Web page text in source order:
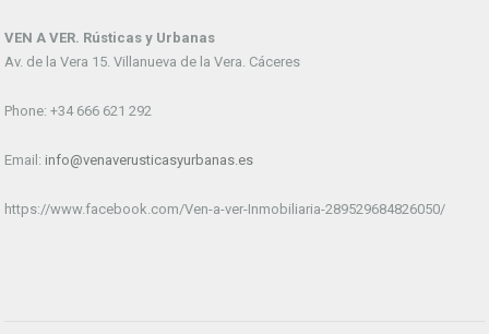
VEN A VER. Rústicas y Urbanas
Av. de la Vera 15. Villanueva de la Vera. Cáceres
Phone: +34 666 621 292
Email: info@venaverusticasyurbanas.es
https://www.facebook.com/Ven-a-ver-Inmobiliaria-289529684826050/